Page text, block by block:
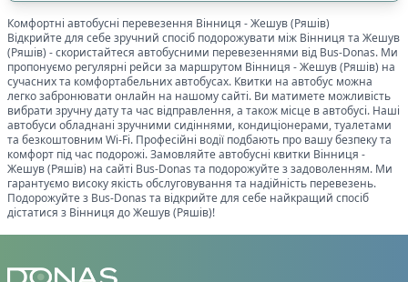
Комфортні автобусні перевезення Вінниця -Жешув (Ряшів)
Відкрийте для себе зручний спосіб подорожувати між Вінниця та Жешув
(Ряшів) - скористайтеся автобусними перевезеннями від Bus-Donas. Ми
пропонуємо регулярні рейси за маршрутом Вінниця -Жешув (Ряшів) на
сучасних та комфортабельних автобусах. Квитки на автобус можна
легко забронювати онлайн на нашому сайті. Ви матимете можливість
вибрати зручну дату та час відправлення, а також місце в автобусі. Наші
автобуси обладнані зручними сидіннями, кондиціонерами, туалетами
та безкоштовним Wi-Fi. Професійні водії подбають про вашу безпеку та
комфорт під час подорожі. Замовляйте автобусні квитки Вінниця -
Жешув (Ряшів) на сайті Bus-Donas та подорожуйте з задоволенням. Ми
гарантуємо високу якість обслуговування та надійність перевезень.
Подорожуйте з Bus-Donas та відкрийте для себе найкращий спосіб
дістатися з Вінниця доЖешув (Ряшів)!